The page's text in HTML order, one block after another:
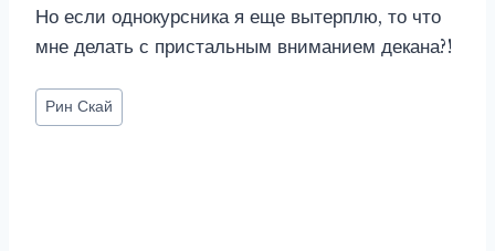
Но если однокурсника я еще вытерплю, то что
мне делать с пристальным вниманием декана?!
Метки
записи:
Рин Скай